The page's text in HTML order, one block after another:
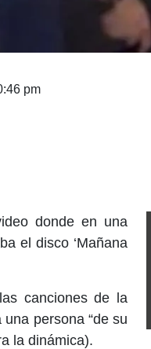
pm
donde en una
el disco ‘Mañana
canciones de la
persona “de su
la dinámica).